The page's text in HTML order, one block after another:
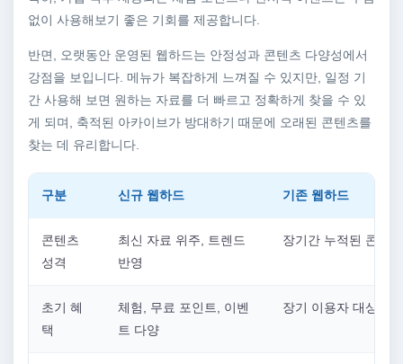
없이 사용해보기 좋은 기회를 제공합니다.
반면, 오랫동안 운영된 웹하드는 안정성과 콘텐츠 다양성에서
강점을 보입니다. 메뉴가 복잡하게 느껴질 수 있지만, 일정 기
간 사용해 보면 원하는 자료를 더 빠르고 정확하게 찾을 수 있
게 되며, 축적된 아카이브가 방대하기 때문에 오래된 콘텐츠를
찾는 데 유리합니다.
구분 신규 웹하드 기존 웹하드
콘텐츠
성격
최신 자료 위주, 트렌드
반영
장기간 누적된 콘텐
초기 혜
택
체험, 무료 포인트, 이벤
트 다양
장기 이용자 대상 혜